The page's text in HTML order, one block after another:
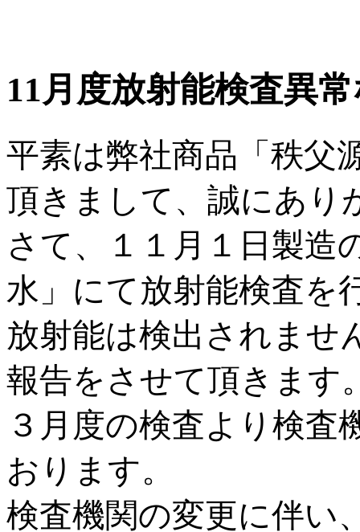
11月度放射能検査異
平素は弊社商品「秩父
頂きまして、誠にあり
さて、１１月１日製造
水」にて放射能検査を
放射能は検出されませ
報告をさせて頂きます
３月度の検査より検査
おります。
検査機関の変更に伴い